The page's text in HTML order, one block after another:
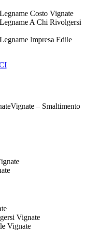
Costo Vignate
A Chi Rivolgersi
Impresa Edile
Vignate – Smaltimento
Vignate
Vignate